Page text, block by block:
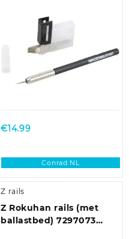
€14.99
Conrad NL
Z rails
Z Rokuhan rails (met
ballastbed) 7297073